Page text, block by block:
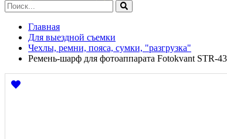
Главная
Для выездной съемки
Чехлы, ремни, пояса, сумки, "разгрузка"
Ремень-шарф для фотоаппарата Fotokvant STR-43